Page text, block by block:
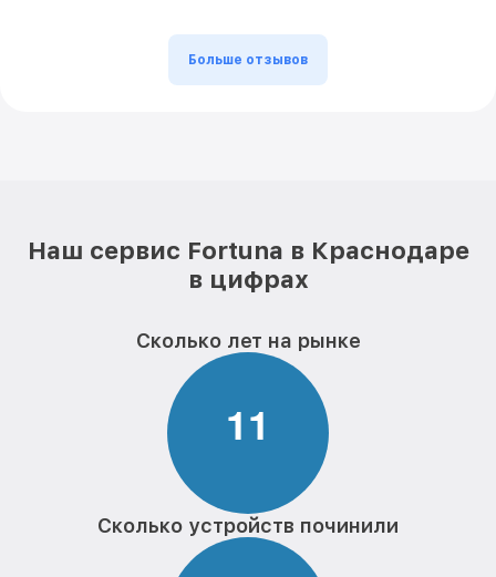
Больше отзывов
Наш сервис Fortuna в Краснодаре
в цифрах
Сколько лет на рынке
11
Сколько устройств починили